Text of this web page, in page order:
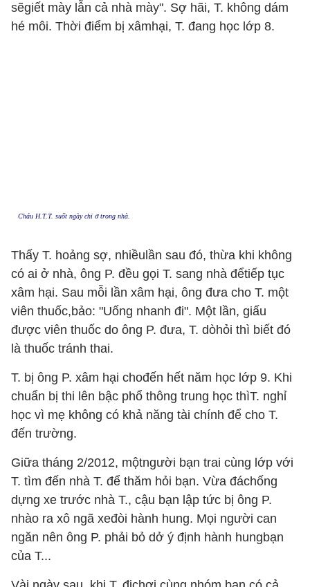
sẽgiết mày lẫn cả nhà mày". Sợ hãi, T. không dám
hé môi. Thời điểm bị xâmhại, T. đang học lớp 8.
Cháu H.T.T. suốt ngày chỉ ở trong nhà.
Thấy T. hoảng sợ, nhiềulần sau đó, thừa khi không
có ai ở nhà, ông P. đều gọi T. sang nhà đểtiếp tục
xâm hại. Sau mỗi lần xâm hại, ông đưa cho T. một
viên thuốc,bảo: "Uống nhanh đi". Một lần, giấu
được viên thuốc do ông P. đưa, T. dòhỏi thì biết đó
là thuốc tránh thai.
T. bị ông P. xâm hại chođến hết năm học lớp 9. Khi
chuẩn bị thi lên bậc phổ thông trung học thìT. nghỉ
học vì mẹ không có khả năng tài chính để cho T.
đến trường.
Giữa tháng 2/2012, mộtngười bạn trai cùng lớp với
T. tìm đến nhà T. để thăm hỏi bạn. Vừa đáchống
dựng xe trước nhà T., cậu bạn lập tức bị ông P.
nhào ra xô ngã xeđòi hành hung. Mọi người can
ngăn nên ông P. phải bỏ dở ý định hành hungbạn
của T...